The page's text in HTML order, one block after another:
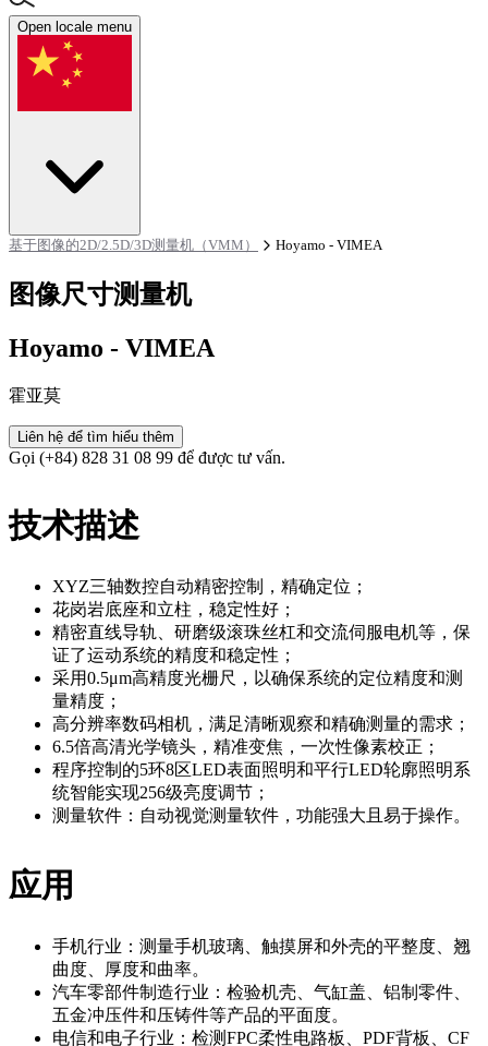
Open locale menu
基于图像的2D/2.5D/3D测量机（VMM） Hoyamo - VIMEA
图像尺寸测量机
Hoyamo - VIMEA
霍亚莫
Liên hệ để tìm hiểu thêm
Gọi (+84) 828 31 08 99 để được tư vấn.
技术描述
XYZ三轴数控自动精密控制，精确定位；
花岗岩底座和立柱，稳定性好；
精密直线导轨、研磨级滚珠丝杠和交流伺服电机等，保
证了运动系统的精度和稳定性；
采用0.5μm高精度光栅尺，以确保系统的定位精度和测
量精度；
高分辨率数码相机，满足清晰观察和精确测量的需求；
6.5倍高清光学镜头，精准变焦，一次性像素校正；
程序控制的5环8区LED表面照明和平行LED轮廓照明系
统智能实现256级亮度调节；
测量软件：自动视觉测量软件，功能强大且易于操作。
应用
手机行业：测量手机玻璃、触摸屏和外壳的平整度、翘
曲度、厚度和曲率。
汽车零部件制造行业：检验机壳、气缸盖、铝制零件、
五金冲压件和压铸件等产品的平面度。
电信和电子行业：检测FPC柔性电路板、PDF背板、CF